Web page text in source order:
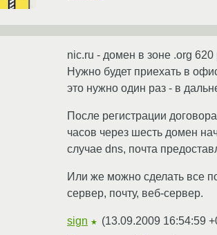
nic.ru - домен в зоне .org 620
Нужно будет приехать в
это нужно один раз - в
После регистрации
часов через шесть домен
случае dns, почта
Или же можно сделать все
сервер, почту, веб-сервер.
sign ★ (13.09.2009 16:54:59